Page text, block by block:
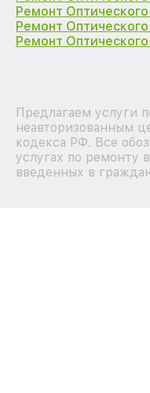
Ремонт
Ремонт
Ремонт
Предлагаем услуги
неавторизованным
кодекса РФ. Все
услугах по ремонту
введенных в